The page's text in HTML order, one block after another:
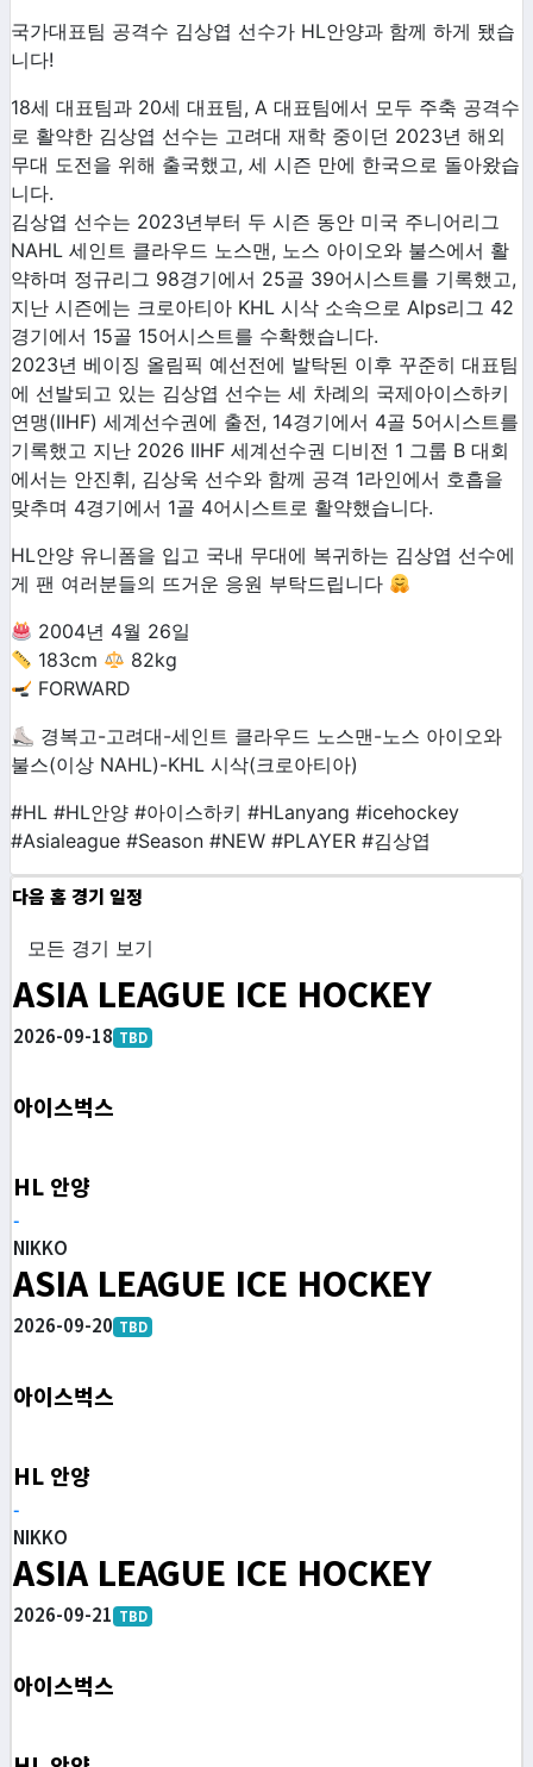
국가대표팀 공격수 김상엽 선수가 HL안양과 함께 하게 됐습
니다!
18세 대표팀과 20세 대표팀, A 대표팀에서 모두 주축 공격수
로 활약한 김상엽 선수는 고려대 재학 중이던 2023년 해외
무대 도전을 위해 출국했고, 세 시즌 만에 한국으로 돌아왔습
니다.
김상엽 선수는 2023년부터 두 시즌 동안 미국 주니어리그
NAHL 세인트 클라우드 노스맨, 노스 아이오와 불스에서 활
약하며 정규리그 98경기에서 25골 39어시스트를 기록했고,
지난 시즌에는 크로아티아 KHL 시삭 소속으로 Alps리그 42
경기에서 15골 15어시스트를 수확했습니다.
2023년 베이징 올림픽 예선전에 발탁된 이후 꾸준히 대표팀
에 선발되고 있는 김상엽 선수는 세 차례의 국제아이스하키
연맹(IIHF) 세계선수권에 출전, 14경기에서 4골 5어시스트를
기록했고 지난 2026 IIHF 세계선수권 디비전 1 그룹 B 대회
에서는 안진휘, 김상욱 선수와 함께 공격 1라인에서 호흡을
맞추며 4경기에서 1골 4어시스트로 활약했습니다.
HL안양 유니폼을 입고 국내 무대에 복귀하는 김상엽 선수에
게 팬 여러분들의 뜨거운 응원 부탁드립니다
2004년 4월 26일
183cm
82kg
FORWARD
⛸ 경복고-고려대-세인트 클라우드 노스맨-노스 아이오와
불스(이상 NAHL)-KHL 시삭(크로아티아)
#HL #HL안양 #아이스하키 #HLanyang #icehockey
#Asialeague #Season #NEW #PLAYER #김상엽
다음 홈 경기 일정
모든 경기 보기
ASIA LEAGUE ICE HOCKEY
2026-09-18 TBD
아이스벅스
HL 안양
-
NIKKO
ASIA LEAGUE ICE HOCKEY
2026-09-20 TBD
아이스벅스
HL 안양
-
NIKKO
ASIA LEAGUE ICE HOCKEY
2026-09-21 TBD
아이스벅스